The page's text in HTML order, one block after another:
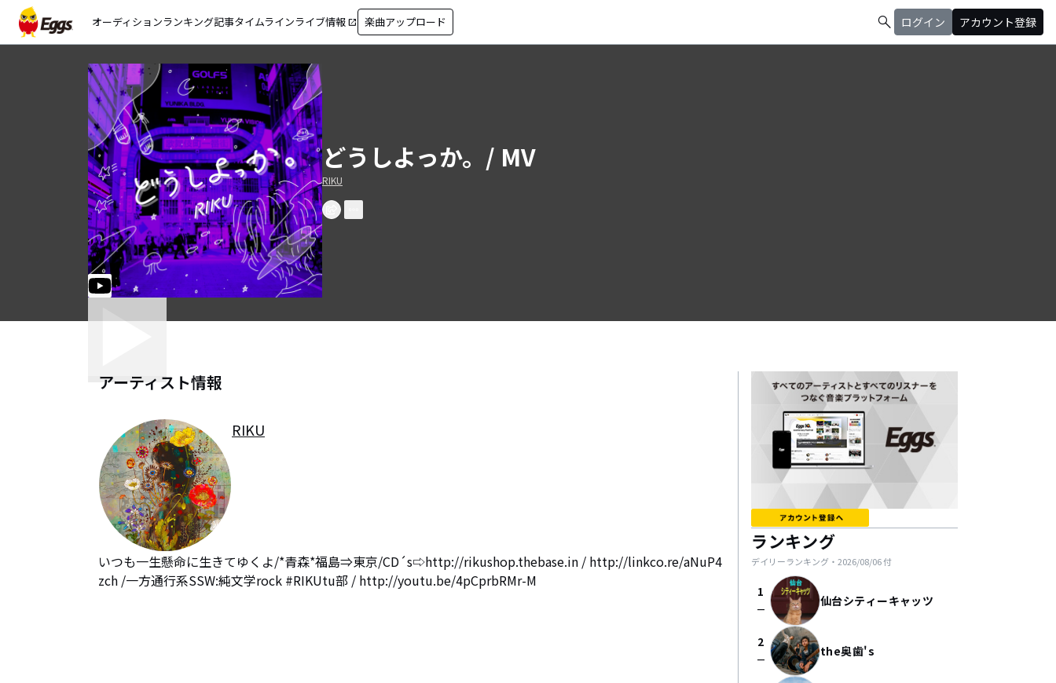
オーディションランキング記事タイムラインライブ情報 open_in_new 楽曲アップロード search ログイン アカウント登録
どうしよっか。/ MV
RIKU
アーティスト情報
RIKU
いつも一生懸命に生きてゆくよ/*青森*福島⇒東京/CD´s⇨http://rikushop.thebase.in / http://linkco.re/aNuP4
zch /一方通行系SSW:純文学rock #RIKUtu部 / http://youtu.be/4pCprbRMr-M
ランキング
デイリーランキング・ 2026/08/06付
1
check_indeterminate_small 仙台シティーキャッツ
2
check_indeterminate_small the奥歯's